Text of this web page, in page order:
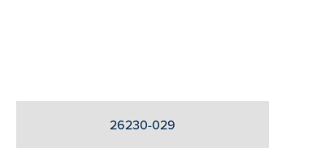
26230-029